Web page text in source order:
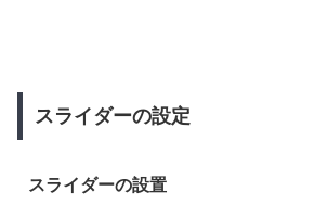
スライダーの設定
スライダーの設置